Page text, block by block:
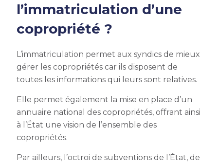
l’immatriculation d’une
copropriété ?
L’immatriculation permet aux syndics de mieux
gérer les copropriétés car ils disposent de
toutes les informations qui leurs sont relatives.
Elle permet également la mise en place d’un
annuaire national des copropriétés, offrant ainsi
à l’État une vision de l’ensemble des
copropriétés.
Par ailleurs, l’octroi de subventions de l’État, de